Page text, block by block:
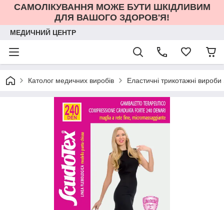
САМОЛІКУВАННЯ МОЖЕ БУТИ ШКІДЛИВИМ
ДЛЯ ВАШОГО ЗДОРОВ'Я!
МЕДИЧНИЙ ЦЕНТР
Католог медичних виробів Еластичні трикотажні